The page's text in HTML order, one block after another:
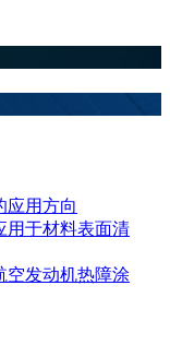
应用方向
用于‌材料表面清
空发动机热障涂